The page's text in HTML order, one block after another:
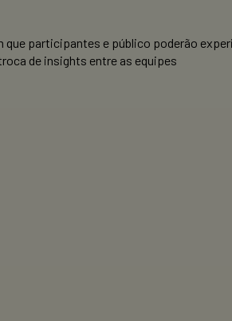
que participantes e público poderão
de insights entre as equipes